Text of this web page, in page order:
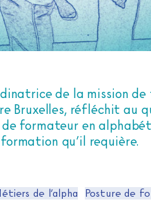
de la mission
Bruxelles, réfléchit au
de formateur en
qu’il requière.
de l’alpha Posture de